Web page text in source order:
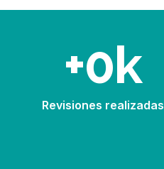
Revisiones realizadas
+0k